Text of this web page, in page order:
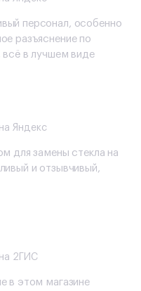
персонал, особенно
разъяснение по
в лучшем виде
на Яндекс
для замены стекла на
и отзывчивый,
на 2ГИС
в этом магазине